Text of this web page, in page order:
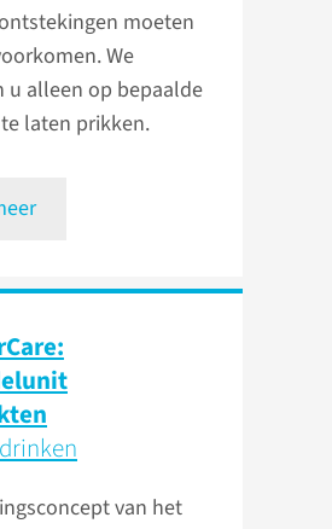
moeten
We
u alleen op bepaalde
laten prikken.
van het